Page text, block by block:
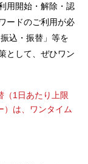
用開始・解除・認
ードのご利用が必
込・振替」等を
として、ぜひワン
（1日あたり上限
）は、ワンタイム